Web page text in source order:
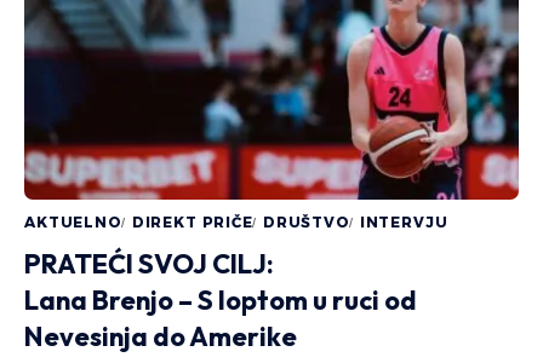
AKTUELNO DIREKT PRIČE DRUŠTVO INTERVJU
PRATEĆI SVOJ CILJ:
Lana Brenjo – S loptom u ruci od
Nevesinja do Amerike